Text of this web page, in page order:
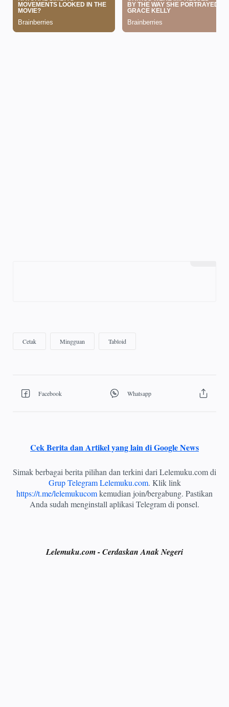
Cek Berita dan Artikel yang lain di Google News
Simak berbagai berita pilihan dan terkini dari Lelemuku.com di
Grup Telegram Lelemuku.com. Klik link
https://t.me/lelemukucomkemudian join/bergabung. Pastikan
Anda sudah menginstall aplikasi Telegram di ponsel.
Lelemuku.com - Cerdaskan Anak Negeri